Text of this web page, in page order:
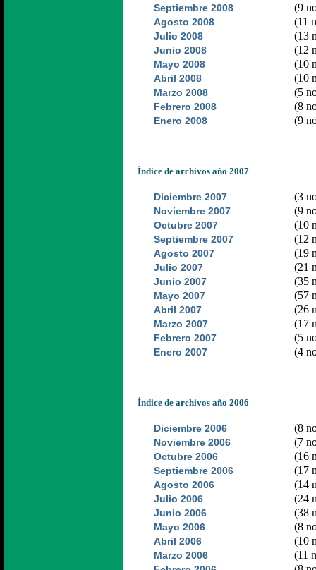
Septiembre 2008 (9
Agosto 2008 (11
Julio 2008 (13
Junio 2008 (12
Mayo 2008 (10
Abril 2008 (10
Marzo 2008 (5
Febrero 2008 (8
Enero 2008 (9
Índice de archivos año 2007
Diciembre 2007 (3
Noviembre 2007 (9
Octubre 2007 (10
Septiembre 2007 (12
Agosto 2007 (19
Julio 2007 (21
Junio 2007 (35
Mayo 2007 (57
Abril 2007 (26
Marzo 2007 (17
Febrero 2007 (5
Enero 2007 (4
Índice de archivos año 2006
Diciembre 2006 (8
Noviembre 2006 (7
Octubre 2006 (16
Septiembre 2006 (17
Agosto 2006 (14
Julio 2006 (24
Junio 2006 (38
Mayo 2006 (8
Abril 2006 (10
Marzo 2006 (11